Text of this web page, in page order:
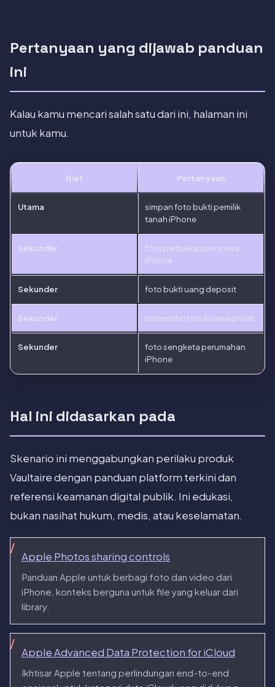
Pertanyaan yang dijawab panduan
ini
Kalau kamu mencari salah satu dari ini, halaman ini
untuk kamu.
Niat Pertanyaan
Utama
simpan foto bukti pemilik
tanah iPhone
Sekunder
foto perbaikan penyewa
iPhone
Sekunder foto bukti uang deposit
Sekunder screenshot struk sewa privat
Sekunder
foto sengketa perumahan
iPhone
Hal ini didasarkan pada
Skenario ini menggabungkan perilaku produk
Vaultaire dengan panduan platform terkini dan
referensi keamanan digital publik. Ini edukasi,
bukan nasihat hukum, medis, atau keselamatan.
Apple Photos sharing controls
Panduan Apple untuk berbagi foto dan video dari
iPhone, konteks berguna untuk file yang keluar dari
library.
Apple Advanced Data Protection for iCloud
Ikhtisar Apple tentang perlindungan end-to-end